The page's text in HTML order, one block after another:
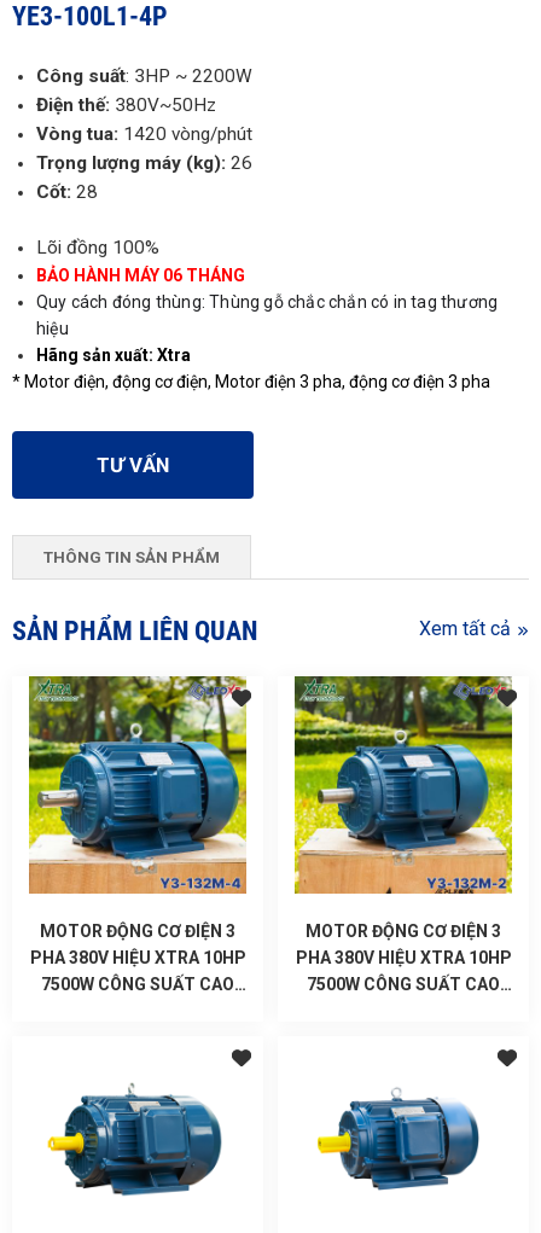
YE3-100L1-4P
Công suất: 3HP ~ 2200W
Điện thế: 380V~50Hz
Vòng tua: 1420 vòng/phút
Trọng lượng máy (kg): 26
Cốt: 28
Lõi đồng 100%
BẢO HÀNH MÁY 06 THÁNG
Quy cách đóng thùng: Thùng gỗ chắc chắn có in tag thương
hiệu
Hãng sản xuất: Xtra
* Motor điện, động cơ điện, Motor điện 3 pha, động cơ điện 3 pha
TƯ VẤN
THÔNG TIN SẢN PHẨM
SẢN PHẨM LIÊN QUAN
MOTOR ĐỘNG CƠ ĐIỆN 3
PHA 380V HIỆU XTRA 10HP
7500W CÔNG SUẤT CAO
MOTOR ĐỘNG CƠ ĐIỆN 3
PHA 380V HIỆU XTRA 10HP
7500W CÔNG SUẤT CAO
Xem tất cả